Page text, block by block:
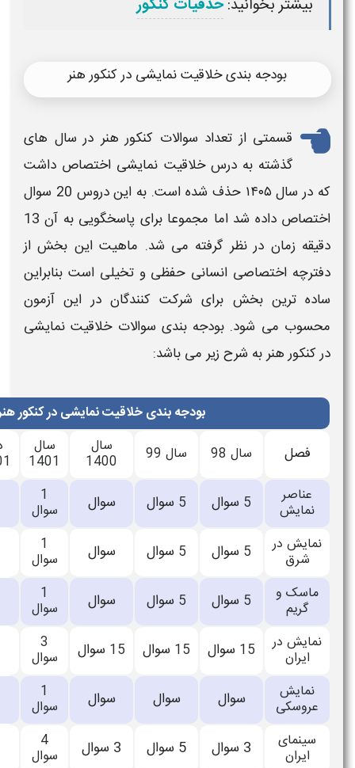
کنکور
نمایشی در کنکور هنر
کنکور هنر​ در سال های
نمایشی اختصاص داشت
است. به این دروس 20
سوال
اختصاص داده شد اما مجموعا برای پاسخگویی به آن 13
می شد. ماهیت این بخش از
حفظی و تخیلی است بنابراین
کنندگان در این آزمون
بندی سوالاتخلاقیت نمایشی
باشد:
بندی خلاقیت نمایشی در کنکور هنر
سال
1400
1401
دی
1401
تیر
1403
سال
1404
سوال سوال سوال 0
0 اعلام
نشده
سوال سوال سوال 0
0 اعلام
نشده
سوال سوال سوال 0
0 اعلام
نشده
سوال 15 سوال سوال 0
0 اعلام
نشده
سوال سوال 0
0 اعلام
نشده
سوال سوال سوال 0
0 اعلام
نشده